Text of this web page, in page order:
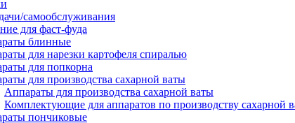
самообслуживания
для фаст-фуда
блинные
для нарезки картофеля спиралью
для попкорна
для производства сахарной ваты
Аппараты для производства сахарной ваты
Комплектующие для аппаратов по производству сахарной
пончиковые